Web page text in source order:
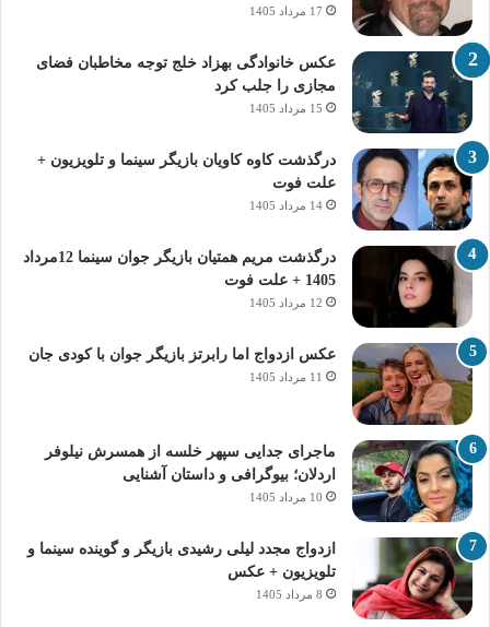
17 مرداد 1405
عکس خانوادگی بهزاد خلج توجه مخاطبان فضای
مجازی را جلب کرد
15 مرداد 1405
درگذشت کاوه کاویان بازیگر سینما و تلویزیون +
علت فوت
14 مرداد 1405
درگذشت مریم همتیان بازیگر جوان سینما 12مرداد
1405 + علت فوت
12 مرداد 1405
عکس ازدواج اما رابرتز بازیگر جوان با کودی جان
11 مرداد 1405
ماجرای جدایی سپهر خلسه از همسرش نیلوفر
اردلان؛ بیوگرافی و داستان آشنایی
10 مرداد 1405
ازدواج مجدد لیلی رشیدی بازیگر و گوینده سینما و
تلویزیون + عکس
8 مرداد 1405